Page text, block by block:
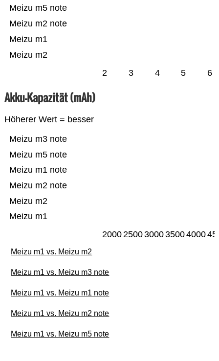
Meizu m2
Meizu m1
Meizu m2 note
Meizu m5 note
2 3 4 5 6
Akku-Kapazität (mAh)
Höherer Wert = besser
Meizu m1
Meizu m2
Meizu m2 note
Meizu m1 note
Meizu m5 note
Meizu m3 note
20002500300035004000
Meizu m1 vs. Meizu m2
Meizu m1 vs. Meizu m3 note
Meizu m1 vs. Meizu m1 note
Meizu m1 vs. Meizu m2 note
Meizu m1 vs. Meizu m5 note